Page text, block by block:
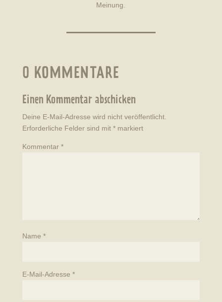
Meinung.
0 KOMMENTARE
Einen Kommentar abschicken
Deine E-Mail-Adresse wird nicht veröffentlicht.
Erforderliche Felder sind mit *markiert
Kommentar *
Name *
E-Mail-Adresse *